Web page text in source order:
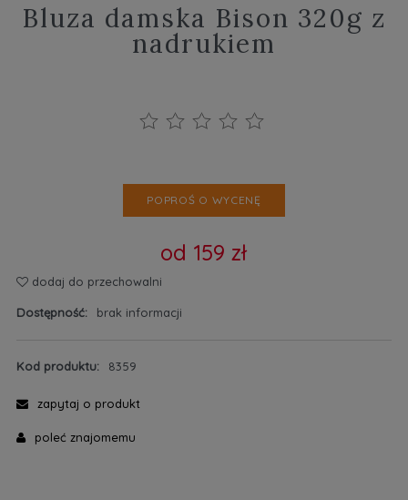
Bluza damska Bison 320g z
nadrukiem
POPROŚ O WYCENĘ
od 159 zł
dodaj do przechowalni
Dostępność: brak informacji
Kod produktu: 8359
zapytaj o produkt
poleć znajomemu